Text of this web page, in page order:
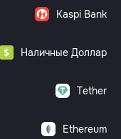
Kaspi Bank
Наличные Доллар
Tether
Ethereum